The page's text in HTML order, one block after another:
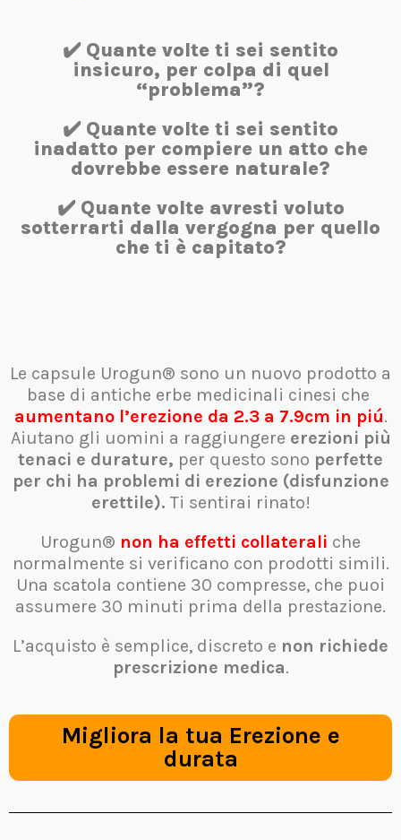
✔️ Quante volte ti sei sentito
insicuro, per colpa di quel
“problema”?
✔️ Quante volte ti sei sentito
inadatto per compiere un atto che
dovrebbe essere naturale?
✔️ Quante volte avresti voluto
sotterrarti dalla vergogna per quello
che ti è capitato?
Le capsule Urogun® sono un nuovo prodotto a
base di antiche erbe medicinali cinesi che
aumentano l’erezione da 2.3 a 7.9cm in piú.
Aiutano gli uomini a raggiungere erezioni più
tenaci e durature, per questo sono perfette
per chi ha problemi di erezione (disfunzione
erettile). Ti sentirai rinato!
Urogun® non ha effetti collaterali che
normalmente si verificano con prodotti simili.
Una scatola contiene 30 compresse, che puoi
assumere 30 minuti prima della prestazione.
L’acquisto è semplice, discreto e non richiede
prescrizione medica.
Migliora la tua Erezione e
durata